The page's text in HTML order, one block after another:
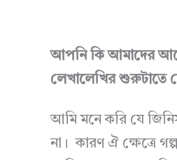
আপনি কি আমাদের
লেখালেখির শুরুটাতে
আমি মনে করি যে
না। কারণ ঐ ক্ষেত্রে